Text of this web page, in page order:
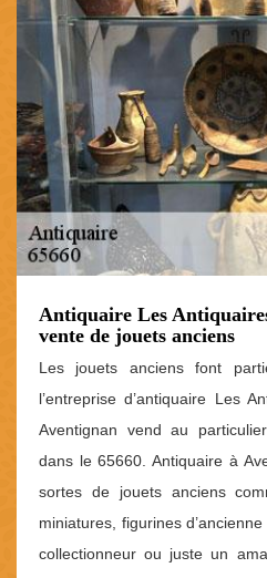
Antiquaire Les
vente de jouets anciens
Les jouets anciens font
l’entreprise d’antiquaire Les
Aventignan vend au
dans le 65660. Antiquaire à
sortes de jouets anciens
miniatures, figurines
collectionneur ou juste un